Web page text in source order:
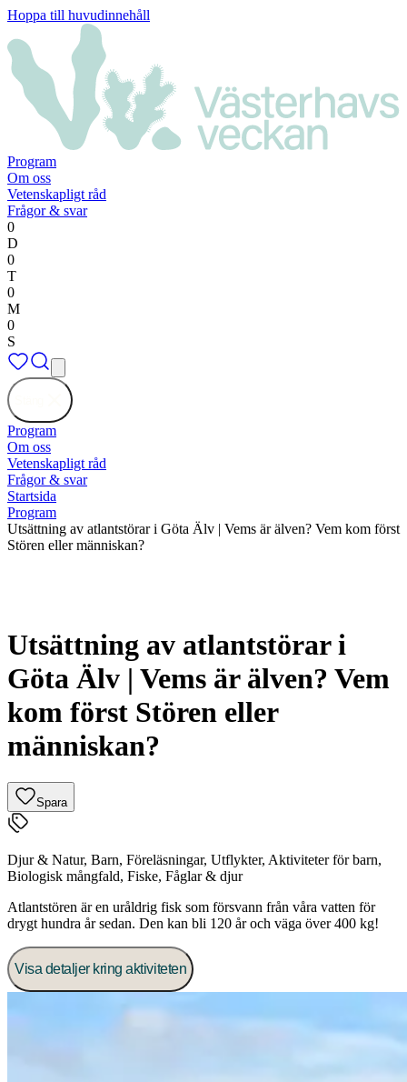
Hoppa till huvudinnehåll
Program
Om oss
Vetenskapligt råd
Frågor & svar
0
D
0
T
0
M
0
S
Program
Om oss
Vetenskapligt råd
Frågor & svar
Startsida
Program
Utsättning av atlantstörar i Göta Älv | Vems är älven? Vem kom först
Stören eller människan?
Utsättning av atlantstörar i
Göta Älv | Vems är älven? Vem
kom först Stören eller
människan?
Spara
Djur & Natur, Barn, Föreläsningar, Utflykter, Aktiviteter för barn,
Biologisk mångfald, Fiske, Fåglar & djur
Atlantstören är en uråldrig fisk som försvann från våra vatten för
drygt hundra år sedan. Den kan bli 120 år och väga över 400 kg!
Visa detaljer kring aktiviteten